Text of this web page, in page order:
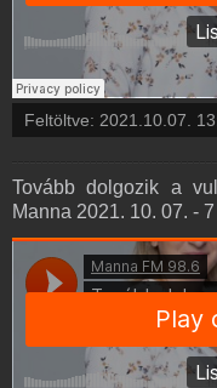
Feltöltve: 2021.10.07.
Tovább dolgozik a
Manna 2021. 10. 07. -